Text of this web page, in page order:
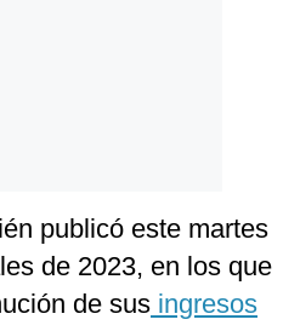
publicó este martes
de 2023, en los que
de sus ingresos